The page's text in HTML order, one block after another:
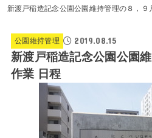
新渡戸稲造記念公園公園維持管理の８，９
公園維持管理 2019.08.15
新渡戸稲造記念公園公園
作業 日程